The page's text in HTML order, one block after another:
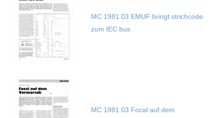
MC 1981 03 EMUF bringt strichcode
zum IEC bus
MC 1981 03 Focal auf dem